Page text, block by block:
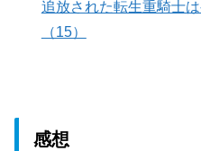
追放された転生重騎士
（15）
感想